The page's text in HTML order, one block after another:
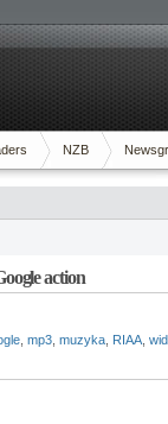
NZB
action
mp3 muzyka RIAA